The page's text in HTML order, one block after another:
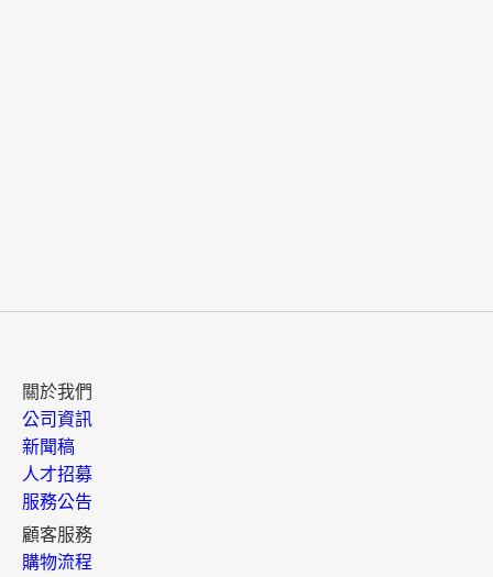
關於我們
公司資訊
新聞稿
人才招募
服務公告
顧客服務
購物流程